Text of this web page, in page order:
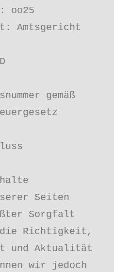
oo25
Amtsgericht
gemäß
Seiten
Sorgfalt
Richtigkeit,
und Aktualität
wir jedoch